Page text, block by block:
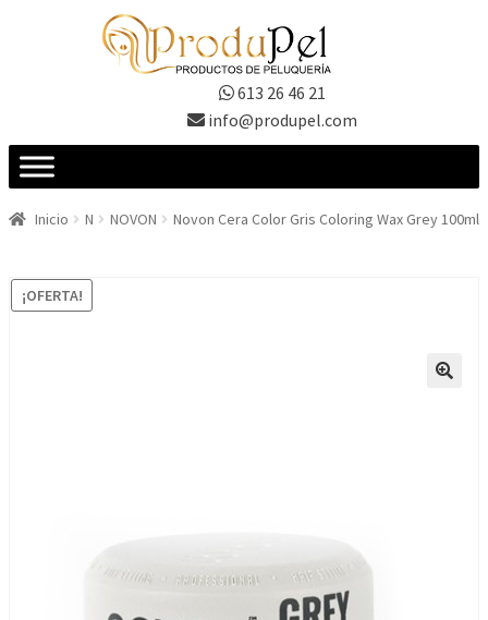
613 26 46 21
info@produpel.com
Inicio N NOVON Novon Cera Color Gris Coloring Wax Grey 100ml
¡OFERTA!